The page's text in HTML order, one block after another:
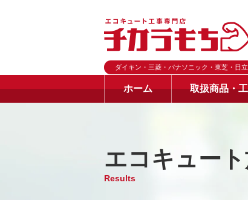
ダイキン・三菱・パナソニック・東芝・日
ホーム 取扱商品・
エコキュー
Results